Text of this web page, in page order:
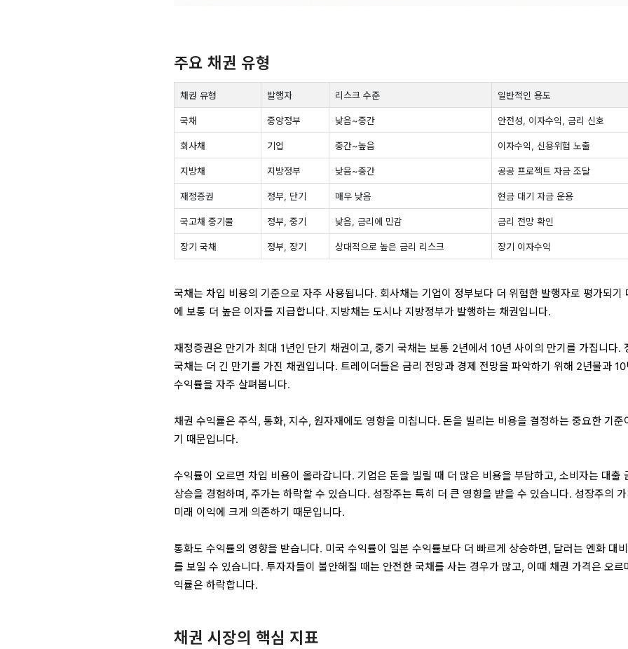
주요 채권 유형
채권 유형 발행자 리스크 수준 일반적인 용도
국채 중앙정부 낮음~중간 안전성, 이자수익, 금리 신호
회사채 기업 중간~높음 이자수익, 신용위험 노출
지방채 지방정부 낮음~중간 공공 프로젝트 자금 조달
재정증권 정부, 단기 매우 낮음 현금 대기 자금 운용
국고채 중기물 정부, 중기 낮음, 금리에 민감 금리 전망 확인
장기 국채 정부, 장기 상대적으로 높은 금리 리스크 장기 이자수익
국채는 차입 비용의 기준으로 자주 사용됩니다. 회사채는 기업이 정부보다 더 위험한 발행자로 평가되기
에 보통 더 높은 이자를 지급합니다. 지방채는 도시나 지방정부가 발행하는 채권입니다.
재정증권은 만기가 최대 1년인 단기 채권이고, 중기 국채는 보통 2년에서 10년 사이의 만기를 가집니다.
국채는 더 긴 만기를 가진 채권입니다. 트레이더들은 금리 전망과 경제 전망을 파악하기 위해 2년물과 10
수익률을 자주 살펴봅니다.
채권 수익률은 주식, 통화, 지수, 원자재에도 영향을 미칩니다. 돈을 빌리는 비용을 결정하는 중요한 기준
기 때문입니다.
수익률이 오르면 차입 비용이 올라갑니다. 기업은 돈을 빌릴 때 더 많은 비용을 부담하고, 소비자는 대출
상승을 경험하며, 주가는 하락할 수 있습니다. 성장주는 특히 더 큰 영향을 받을 수 있습니다. 성장주의
미래 이익에 크게 의존하기 때문입니다.
통화도 수익률의 영향을 받습니다. 미국 수익률이 일본 수익률보다 더 빠르게 상승하면, 달러는 엔화 대비
를 보일 수 있습니다. 투자자들이 불안해질 때는 안전한 국채를 사는 경우가 많고, 이때 채권 가격은 오르
익률은 하락합니다.
채권 시장의 핵심 지표